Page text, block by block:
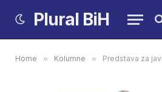
Plural BiH
Home » Kolumne » Predstava za javnost: